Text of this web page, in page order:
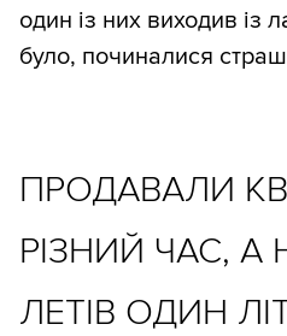
один із них виходив із
було, починалися
ПРОДАВАЛИ
РІЗНИЙ ЧАС, А
ЛЕТІВ ОДИН